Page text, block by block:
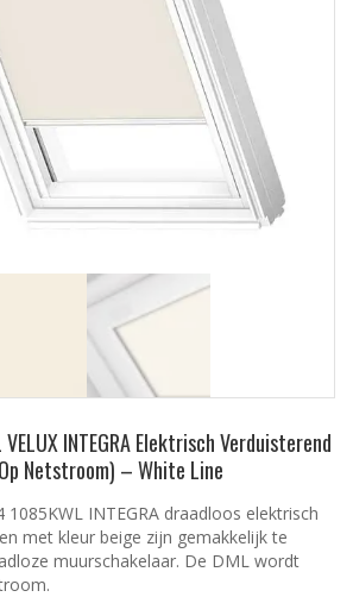
INTEGRA Elektrisch Verduisterend
Netstroom) – White Line
1085KWL INTEGRA draadloos elektrisch
met kleur beige zijn gemakkelijk te
muurschakelaar. De DML wordt